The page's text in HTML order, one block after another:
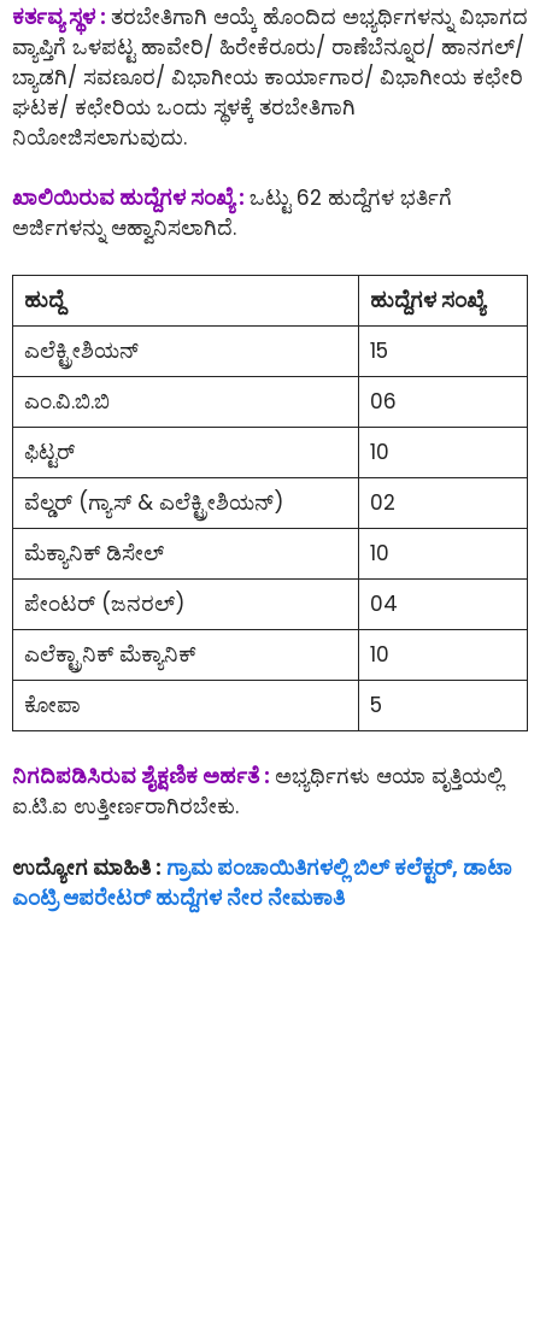
ಕರ್ತವ್ಯ ಸ್ಥಳ : ತರಬೇತಿಗಾಗಿ ಆಯ್ಕೆ ಹೊಂದಿದ ಅಭ್ಯರ್ಥಿಗಳನ್ನು ವಿಭಾಗದ
ವ್ಯಾಪ್ತಿಗೆ ಒಳಪಟ್ಟ ಹಾವೇರಿ/ ಹಿರೇಕೆರೂರು/ ರಾಣೆಬೆನ್ನೂರ/ ಹಾನಗಲ್/
ಬ್ಯಾಡಗಿ/ ಸವಣೂರ/ ವಿಭಾಗೀಯ ಕಾರ್ಯಾಗಾರ/ ವಿಭಾಗೀಯ ಕಛೇರಿ
ಘಟಕ/ ಕಛೇರಿಯ ಒಂದು ಸ್ಥಳಕ್ಕೆ ತರಬೇತಿಗಾಗಿ
ನಿಯೋಜಿಸಲಾಗುವುದು.
ಖಾಲಿಯಿರುವ ಹುದ್ದೆಗಳ ಸಂಖ್ಯೆ : ಒಟ್ಟು 62 ಹುದ್ದೆಗಳ ಭರ್ತಿಗೆ
ಅರ್ಜಿಗಳನ್ನು ಆಹ್ವಾನಿಸಲಾಗಿದೆ.
ಹುದ್ದೆ
ಹುದ್ದೆಗಳ ಸಂಖ್ಯೆ
ಎಲೆಕ್ಟ್ರೀಶಿಯನ್
15
ಎಂ.ವಿ.ಬಿ.ಬಿ
06
ಫಿಟ್ಟರ್
10
ವೆಲ್ಡರ್ (ಗ್ಯಾಸ್ & ಎಲೆಕ್ಟ್ರೀಶಿಯನ್)
02
ಮೆಕ್ಯಾನಿಕ್ ಡಿಸೇಲ್
10
ಪೇಂಟರ್ (ಜನರಲ್)
04
ಎಲೆಕ್ಟ್ರಾನಿಕ್ ಮೆಕ್ಯಾನಿಕ್
10
ಕೋಪಾ
5
ನಿಗದಿಪಡಿಸಿರುವ ಶೈಕ್ಷಣಿಕ ಅರ್ಹತೆ : ಅಭ್ಯರ್ಥಿಗಳು ಆಯಾ ವೃತ್ತಿಯಲ್ಲಿ
ಐ.ಟಿ.ಐ ಉತ್ತೀರ್ಣರಾಗಿರಬೇಕು.
ಉದ್ಯೋಗ ಮಾಹಿತಿ : ಗ್ರಾಮ ಪಂಚಾಯಿತಿಗಳಲ್ಲಿ ಬಿಲ್ ಕಲೆಕ್ಟರ್, ಡಾಟಾ
ಎಂಟ್ರಿ ಆಪರೇಟರ್ ಹುದ್ದೆಗಳ ನೇರ ನೇಮಕಾತಿ